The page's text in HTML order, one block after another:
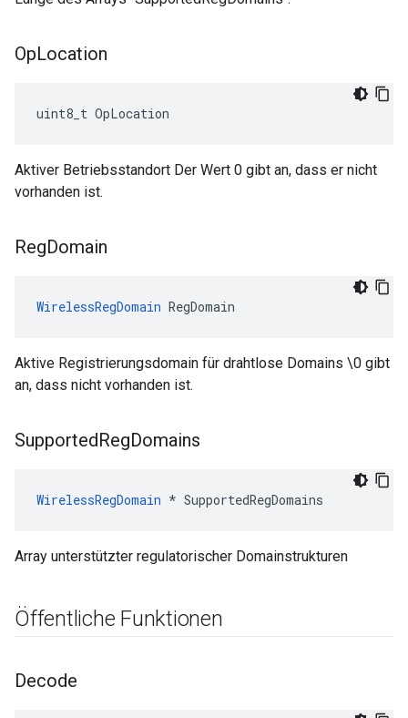
OpLocation
uint8_t OpLocation
Aktiver Betriebsstandort Der Wert 0 gibt an, dass er nicht
vorhanden ist.
RegDomain
WirelessRegDomain RegDomain
Aktive Registrierungsdomain für drahtlose Domains \0 gibt
an, dass nicht vorhanden ist.
SupportedRegDomains
WirelessRegDomain * SupportedRegDomains
Array unterstützter regulatorischer Domainstrukturen
Öffentliche Funktionen
Decode